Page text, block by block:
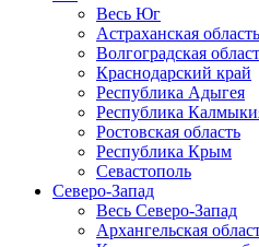
Весь Юг
Астраханская область
Волгоградская
Краснодарский край
Республика Адыгея
Республика
Ростовская область
Республика Крым
Севастополь
Северо-Запад
Весь Северо-Запад
Архангельская